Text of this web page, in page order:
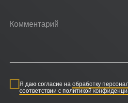
Я даю согласие на обработку
соответствии с политикой